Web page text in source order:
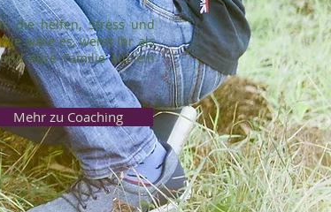
die helfen, Stress und
wäre es, wenn Ihr als
eure Familie auf ein
Mehr zu Coaching